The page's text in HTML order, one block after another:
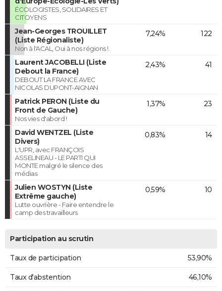
ÉCOLOGISTES, SOLIDAIRES ET
CITOYENS
Jean-Georges TROUILLET
(Liste Régionaliste)
Non à l'ACAL, Oui à nos régions !
7,24% 122
Laurent JACOBELLI (Liste
Debout la France)
DEBOUT LA FRANCE AVEC
NICOLAS DUPONT-AIGNAN
2,43% 41
Patrick PERON (Liste du
Front de Gauche)
Nos vies d'abord !
1,37% 23
David WENTZEL (Liste
Divers)
L'UPR, avec FRANÇOIS
ASSELINEAU - LE PARTI QUI
MONTE malgré le silence des
médias
0,83% 14
Julien WOSTYN (Liste
Extrême gauche)
Lutte ouvrière - Faire entendre le
camp des travailleurs
0,59% 10
Participation au scrutin
Taux de participation 53,90%
Taux d'abstention 46,10%